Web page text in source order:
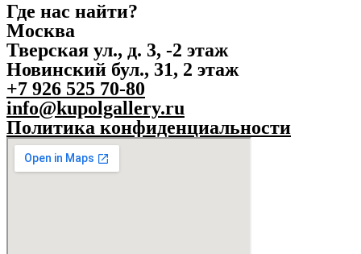
Где нас найти?
Москва
Тверская ул., д. 3, -2 этаж
Новинский бул., 31, 2 этаж
+7 926 525 70-80
info@kupolgallery.ru
Политика конфиденциальности